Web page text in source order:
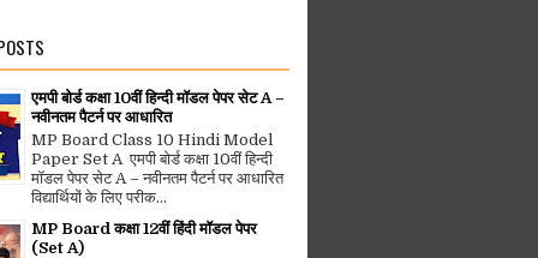
एमपी बोर्ड कक्षा 10वीं हिन्दी मॉडल पेपर सेट A –
नवीनतम पैटर्न पर आधारित
MP Board Class 10 Hindi Model
Paper Set A एमपी बोर्ड कक्षा 10वीं हिन्दी
मॉडल पेपर सेट A – नवीनतम पैटर्न पर आधारित
विद्यार्थियों के लिए परीक...
MP Board कक्षा 12वीं हिंदी मॉडल पेपर
(Set A)